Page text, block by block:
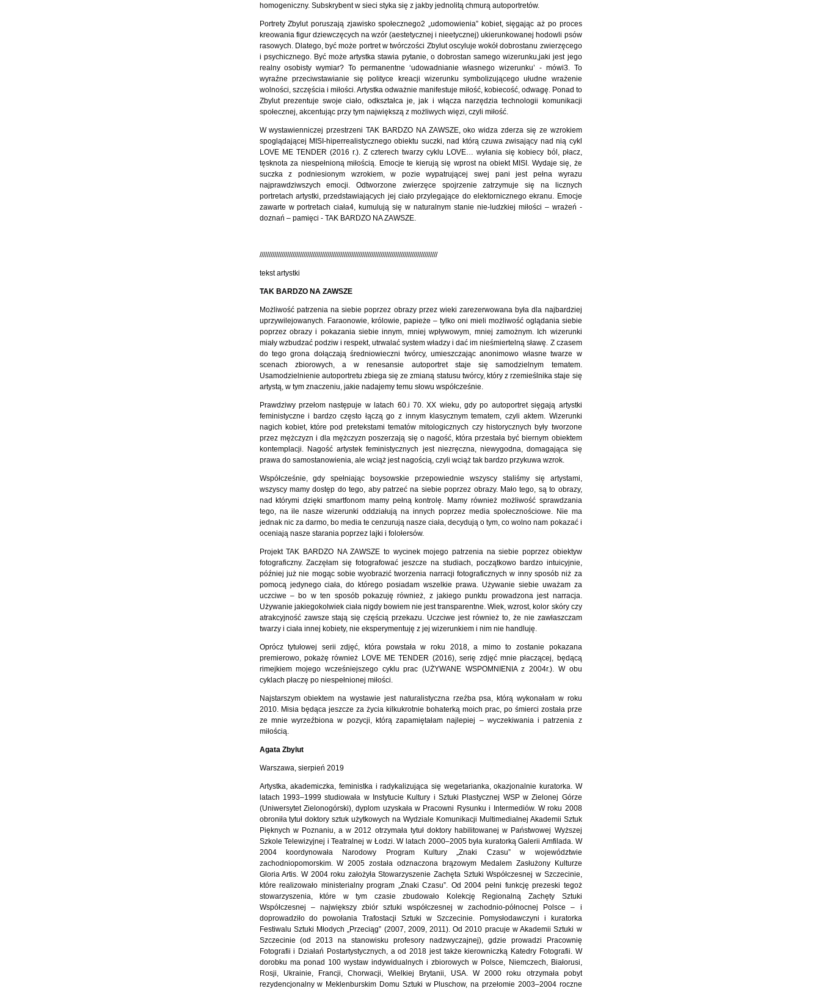
homogeniczny. Subskrybent w sieci styka się z jakby jednolitą chmurą autoportretów.
Portrety Zbylut poruszają zjawisko społecznego2 „udomowienia” kobiet, sięgając aż po proces
kreowania figur dziewczęcych na wzór (aestetycznej i nieetycznej) ukierunkowanej hodowli psów
rasowych. Dlatego, być może portret w twórczości Zbylut oscyluje wokół dobrostanu zwierzęcego
i psychicznego. Być może artystka stawia pytanie, o dobrostan samego wizerunku,jaki jest jego
realny osobisty wymiar? To permanentne ‘udowadnianie własnego wizerunku’ - mówi3. To
wyraźne przeciwstawianie się polityce kreacji wizerunku symbolizującego ułudne wrażenie
wolności, szczęścia i miłości. Artystka odważnie manifestuje miłość, kobiecość, odwagę. Ponad to
Zbylut prezentuje swoje ciało, odkształca je, jak i włącza narzędzia technologii komunikacji
społecznej, akcentując przy tym największą z możliwych więzi, czyli miłość.
W wystawienniczej przestrzeni TAK BARDZO NA ZAWSZE, oko widza zderza się ze wzrokiem
spoglądającej MISI-hiperrealistycznego obiektu suczki, nad którą czuwa zwisający nad nią cykl
LOVE ME TENDER (2016 r.). Z czterech twarzy cyklu LOVE… wyłania się kobiecy ból, płacz,
tęsknota za niespełnioną miłością. Emocje te kierują się wprost na obiekt MISI. Wydaje się, że
suczka z podniesionym wzrokiem, w pozie wypatrującej swej pani jest pełna wyrazu
najprawdziwszych emocji. Odtworzone zwierzęce spojrzenie zatrzymuje się na licznych
portretach artystki, przedstawiających jej ciało przylegające do elektornicznego ekranu. Emocje
zawarte w portretach ciała4, kumulują się w naturalnym stanie nie-ludzkiej miłości – wrażeń -
doznań – pamięci - TAK BARDZO NA ZAWSZE.
/////////////////////////////////////////////////////////////////////////////////////////////////
tekst artystki
TAK BARDZO NA ZAWSZE
Możliwość patrzenia na siebie poprzez obrazy przez wieki zarezerwowana była dla najbardziej
uprzywilejowanych. Faraonowie, królowie, papieże – tylko oni mieli możliwość oglądania siebie
poprzez obrazy i pokazania siebie innym, mniej wpływowym, mniej zamożnym. Ich wizerunki
miały wzbudzać podziw i respekt, utrwalać system władzy i dać im nieśmiertelną sławę. Z czasem
do tego grona dołączają średniowieczni twórcy, umieszczając anonimowo własne twarze w
scenach zbiorowych, a w renesansie autoportret staje się samodzielnym tematem.
Usamodzielnienie autoportretu zbiega się ze zmianą statusu twórcy, który z rzemieślnika staje się
artystą, w tym znaczeniu, jakie nadajemy temu słowu współcześnie.
Prawdziwy przełom następuje w latach 60.i 70. XX wieku, gdy po autoportret sięgają artystki
feministyczne i bardzo często łączą go z innym klasycznym tematem, czyli aktem. Wizerunki
nagich kobiet, które pod pretekstami tematów mitologicznych czy historycznych były tworzone
przez mężczyzn i dla mężczyzn poszerzają się o nagość, która przestała być biernym obiektem
kontemplacji. Nagość artystek feministycznych jest niezręczna, niewygodna, domagająca się
prawa do samostanowienia, ale wciąż jest nagością, czyli wciąż tak bardzo przykuwa wzrok.
Współcześnie, gdy spełniając boysowskie przepowiednie wszyscy staliśmy się artystami,
wszyscy mamy dostęp do tego, aby patrzeć na siebie poprzez obrazy. Mało tego, są to obrazy,
nad którymi dzięki smartfonom mamy pełną kontrolę. Mamy również możliwość sprawdzania
tego, na ile nasze wizerunki oddziałują na innych poprzez media społecznościowe. Nie ma
jednak nic za darmo, bo media te cenzurują nasze ciała, decydują o tym, co wolno nam pokazać i
oceniają nasze starania poprzez lajki i folołersów.
Projekt TAK BARDZO NA ZAWSZE to wycinek mojego patrzenia na siebie poprzez obiektyw
fotograficzny. Zaczęłam się fotografować jeszcze na studiach, początkowo bardzo intuicyjnie,
później już nie mogąc sobie wyobrazić tworzenia narracji fotograficznych w inny sposób niż za
pomocą jedynego ciała, do którego posiadam wszelkie prawa. Używanie siebie uważam za
uczciwe – bo w ten sposób pokazuję również, z jakiego punktu prowadzona jest narracja.
Używanie jakiegokolwiek ciała nigdy bowiem nie jest transparentne. Wiek, wzrost, kolor skóry czy
atrakcyjność zawsze stają się częścią przekazu. Uczciwe jest również to, że nie zawłaszczam
twarzy i ciała innej kobiety, nie eksperymentuję z jej wizerunkiem i nim nie handluję.
Oprócz tytułowej serii zdjęć, która powstała w roku 2018, a mimo to zostanie pokazana
premierowo, pokażę również LOVE ME TENDER (2016), serię zdjęć mnie płaczącej, będącą
rimejkiem mojego wcześniejszego cyklu prac (UŻYWANE WSPOMNIENIA z 2004r.). W obu
cyklach płaczę po niespełnionej miłości.
Najstarszym obiektem na wystawie jest naturalistyczna rzeźba psa, którą wykonałam w roku
2010. Misia będąca jeszcze za życia kilkukrotnie bohaterką moich prac, po śmierci została prze
ze mnie wyrzeźbiona w pozycji, którą zapamiętałam najlepiej – wyczekiwania i patrzenia z
miłością.
Agata Zbylut
Warszawa, sierpień 2019
Artystka, akademiczka, feministka i radykalizująca się wegetarianka, okazjonalnie kuratorka. W
latach 1993–1999 studiowała w Instytucie Kultury i Sztuki Plastycznej WSP w Zielonej Górze
(Uniwersytet Zielonogórski), dyplom uzyskała w Pracowni Rysunku i Intermediów. W roku 2008
obroniła tytuł doktory sztuk użytkowych na Wydziale Komunikacji Multimedialnej Akademii Sztuk
Pięknych w Poznaniu, a w 2012 otrzymała tytuł doktory habilitowanej w Państwowej Wyższej
Szkole Telewizyjnej i Teatralnej w Łodzi. W latach 2000–2005 była kuratorką Galerii Amfilada. W
2004 koordynowała Narodowy Program Kultury „Znaki Czasu” w województwie
zachodniopomorskim. W 2005 została odznaczona brązowym Medalem Zasłużony Kulturze
Gloria Artis. W 2004 roku założyła Stowarzyszenie Zachęta Sztuki Współczesnej w Szczecinie,
które realizowało ministerialny program „Znaki Czasu”. Od 2004 pełni funkcję prezeski tegoż
stowarzyszenia, które w tym czasie zbudowało Kolekcję Regionalną Zachęty Sztuki
Współczesnej – największy zbiór sztuki współczesnej w zachodnio-północnej Polsce – i
doprowadziło do powołania Trafostacji Sztuki w Szczecinie. Pomysłodawczyni i kuratorka
Festiwalu Sztuki Młodych „Przeciąg” (2007, 2009, 2011). Od 2010 pracuje w Akademii Sztuki w
Szczecinie (od 2013 na stanowisku profesory nadzwyczajnej), gdzie prowadzi Pracownię
Fotografii i Działań Postartystycznych, a od 2018 jest także kierowniczką Katedry Fotografii. W
dorobku ma ponad 100 wystaw indywidualnych i zbiorowych w Polsce, Niemczech, Białorusi,
Rosji, Ukrainie, Francji, Chorwacji, Wielkiej Brytanii, USA. W 2000 roku otrzymała pobyt
rezydencjonalny w Meklenburskim Domu Sztuki w Pluschow, na przełomie 2003–2004 roczne